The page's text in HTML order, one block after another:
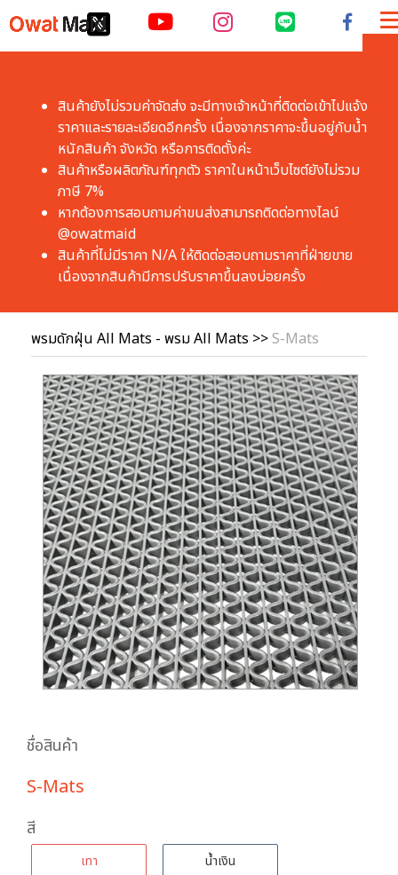
สินค้ายังไม่รวมค่าจัดส่ง จะมีทางเจ้าหน้าที่ติดต่อเข้าไปแจ้ง
ราคาและรายละเอียดอีกครั้ง เนื่องจากราคาจะขึ้นอยู่กับน้ำ
หนักสินค้า จังหวัด หรือการติดตั้งค่ะ
สินค้าหรือผลิตภัณฑ์ทุกตัว ราคาในหน้าเว็บไซต์ยังไม่รวม
ภาษี 7%
หากต้องการสอบถามค่าขนส่งสามารถติดต่อทางไลน์
@owatmaid
สินค้าที่ไม่มีราคา N/A ให้ติดต่อสอบถามราคาที่ฝ่ายขาย
เนื่องจากสินค้ามีการปรับราคาขึ้นลงบ่อยครั้ง
พรมดักฝุ่น All Mats - พรม All Mats >>S-Mats
ชื่อสินค้า
S-Mats
สี
เทา น้ำเงิน